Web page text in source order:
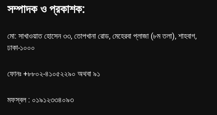
সম্পাদক ও প্রকাশক:
মো: সাখাওয়াত হোসেন ৩৩, তোপখানা রোড, মেহেরবা প্লাজা (৮ম তলা), শাহবাগ,
ঢাকা-১০০০
ফোনঃ +৮৮০২-৪১০৫২২৯০ অথবা ৯১
মফস্বল : ০১৯১২৩৩৪০৯৩